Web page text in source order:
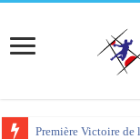
Première Victoire